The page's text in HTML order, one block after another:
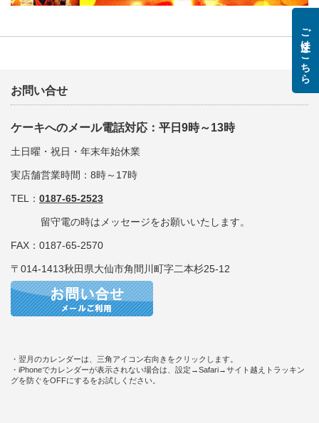
お問い合せ
ケーキへのメール電話対応：平日9時～13時
土日曜・祝日・年末年始休業
実店舗営業時間：8時～17時
TEL： 0187-65-2523
留守電の時はメッセージをお願いいたします。
FAX：0187-65-2570
〒014-1413秋田県大仙市角間川町字二本杉25-12
・翌月のカレンダーは、三角アイコン右向きをクリックします。
・iPhoneでカレンダーが表示されない場合は、設定→Safari→サイト越えトラッキン
グを防ぐをOFFにするをお試しください。
ご注文はこちら